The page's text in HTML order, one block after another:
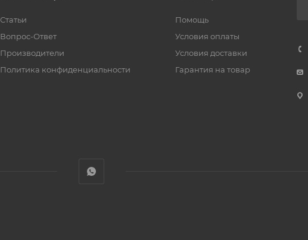
Статьи
Вопрос-Ответ
Производители
Политика конфиденциальности
Помощь
Условия оплаты
Условия доставки
Гарантия на товар